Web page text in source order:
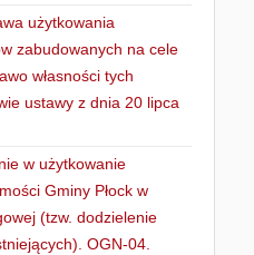
użytkowania
zabudowanych na cele
własności tych
ustawy z dnia 20 lipca
w użytkowanie
Gminy Płock w
(tzw. dodzielenie
OGN-04.